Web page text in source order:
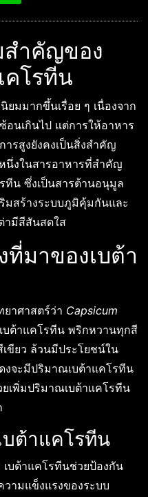
สำคัญของ
คโรทีน
ยมมากขึ้นเรื่อย ๆ เนื่องจาก
นเกินไป แต่การให้อาหาร
รสูงยังคงเป็นสิ่งสำคัญ
นึ่งในสารอาหารที่สำคัญ
ทีน ซึ่งเป็นสารต้านอนุมูล
มสร้างระบบภูมิคุ้มกันและ
ามีสีสันสดใส
มาของเบต้า
าศาสตร์ว่า Capsicum
บต้าแคโรทีน พริกหวานทุกสี
เขียว ล้วนมีประโยชน์ใน
งจะมีปริมาณเบต้าแคโรทีน
เพิ่มปริมาณเบต้าแคโรทีน
ต้าแคโรทีน
เบต้าแคโรทีนช่วยป้องกัน
วามแข็งแรงของระบบ